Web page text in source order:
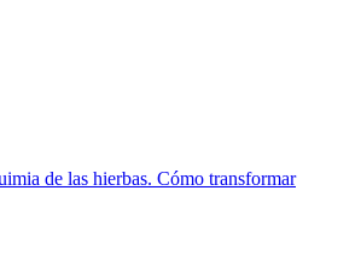
de las hierbas. Cómo transformar